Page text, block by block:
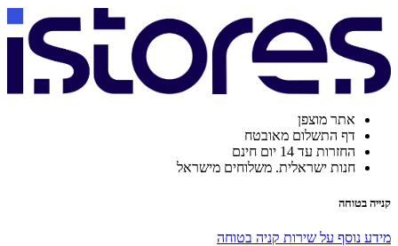
אתר מוצפן
דף התשלום מאובטח
החזרות עד 14 יום חינם
חנות ישראלית. משלוחים מישראל
קנייה בטוחה
מידע נוסף על שירות קניה בטוחה